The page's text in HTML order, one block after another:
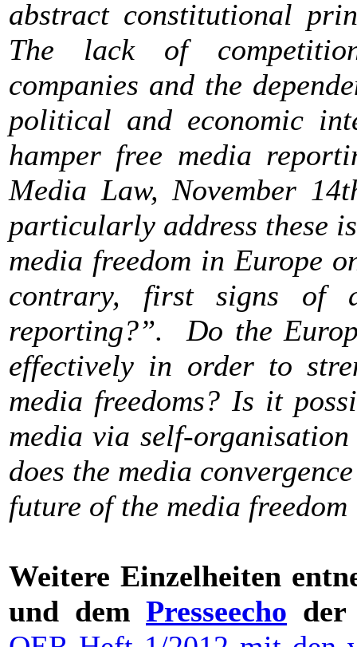
abstract constitutional
The lack of
companies and the
political and economic
hamper free media
Media Law, November
particularly address these
media freedom in Europe
contrary, first signs of
reporting?”. Do the
effectively in order to
media freedoms? Is it
media via self-
does the media
future of the media
Weitere Einzelheiten
und dem Presseecho der